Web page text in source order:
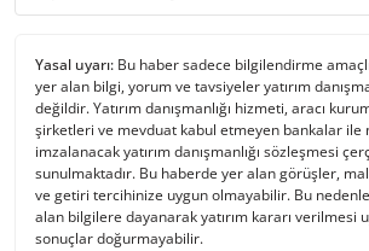
Yasal uyarı: Bu haber sadece bilgilendirme
yer alan bilgi, yorum ve tavsiyeler yatırım
değildir. Yatırım danışmanlığı hizmeti, aracı
şirketleri ve mevduat kabul etmeyen bankalar ile
imzalanacak yatırım danışmanlığı sözleşmesi
sunulmaktadır. Bu haberde yer alan görüşler,
ve getiri tercihinize uygun olmayabilir. Bu
alan bilgilere dayanarak yatırım kararı verilmesi
sonuçlar doğurmayabilir.